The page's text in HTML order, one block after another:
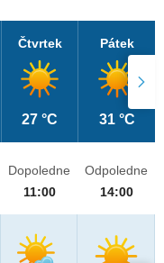
Čtvrtek
27 °C
Pátek
31 °C
Dopoledne
11:00
Odpoledne
14:00